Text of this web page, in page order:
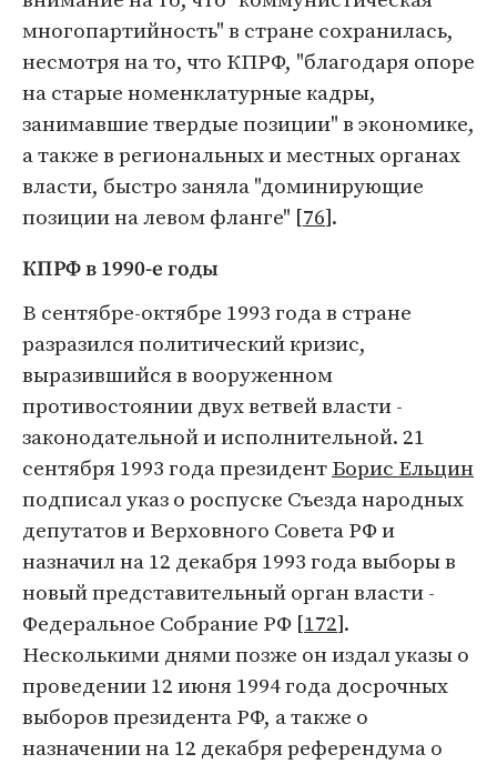
многопартийность" в стране сохранилась,
несмотря на то, что КПРФ, "благодаря опоре
на старые номенклатурные кадры,
занимавшие твердые позиции" в экономике,
а также в региональных и местных органах
власти, быстро заняла "доминирующие
позиции на левом фланге" [76].
КПРФ в 1990-е годы
В сентябре-октябре 1993 года в стране
разразился политический кризис,
выразившийся в вооруженном
противостоянии двух ветвей власти -
законодательной и исполнительной. 21
сентября 1993 года президентБорис Ельцин
подписал указ о роспуске Cъезда народных
депутатов и Верховного Совета РФ и
назначил на 12 декабря 1993 года выборы в
новый представительный орган власти -
Федеральное Собрание РФ [172].
Несколькими днями позже он издал указы о
проведении 12 июня 1994 года досрочных
выборов президента РФ, а также о
назначении на 12 декабря референдума о